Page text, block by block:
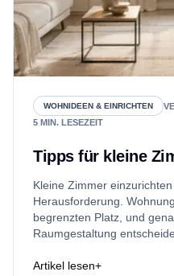
WOHNIDEEN & EINRICHTEN
5 MIN. LESEZEIT
Tipps für kleine
Kleine Zimmer
Herausforderung.
begrenzten Platz, und
Raumgestaltung
Artikel lesen+